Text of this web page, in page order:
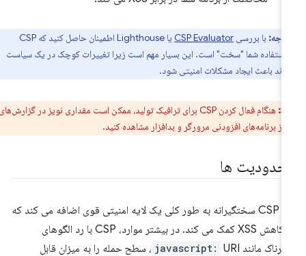
با بررسیCSP Evaluator
یا Lighthouse اطمینان حاصل کنید که CSP
استفاده شما "سخت" است. این بسیار مهم است زیرا تغییرات کوچک در یک سیاست
باعث ایجاد مشکلات امنیتی شود.
هنگام فعال کردن CSP برای ترافیک تولید، ممکن است مقداری نویز در گزارش‌های
ها
یک CSP سختگیرانه به طور کلی یک لایه امنیتی قوی اضافه می کند که
به کاهش XSS کمک می کند. در بیشتر موارد، CSP با رد الگوهای
مانند
javascript: URI، سطح حمله را به میزان قابل